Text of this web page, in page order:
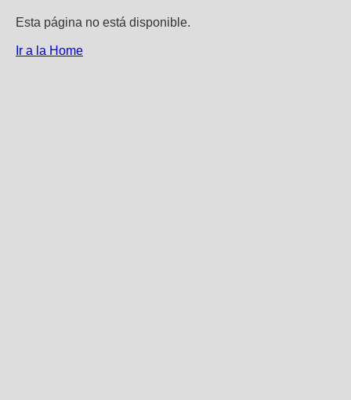
Esta página no está disponible.
Ir a la Home